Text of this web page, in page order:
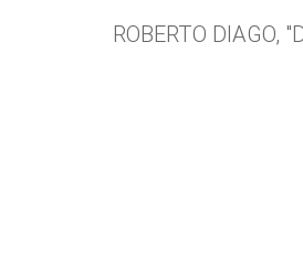
ROBERTO DIAGO,